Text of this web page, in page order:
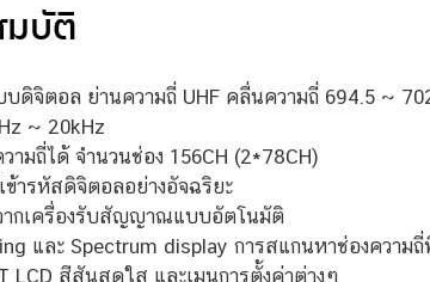
มบัติ
บดิจิตอล ย่านความถี่ UHF คลื่นความถี่ 694.5 ~
~ 20kHz
ามถี่ได้ จำนวนช่อง 156CH (2*78CH)
ข้ารหัสดิจิตอลอย่างอัจฉริยะ
ากเครื่องรับสัญญาณแบบอัตโนมัติ
และ Spectrum display การสแกนหาช่องความ
สีสันสดใส และเมนูการตั้งค่าต่างๆ